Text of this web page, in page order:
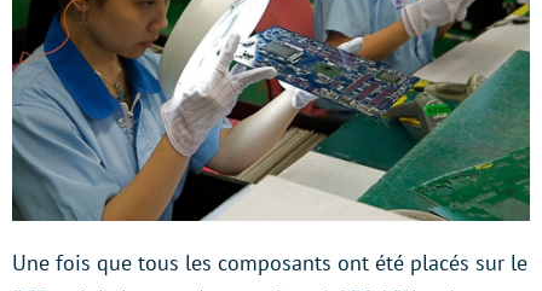
Une fois que tous les composants ont été placés sur le